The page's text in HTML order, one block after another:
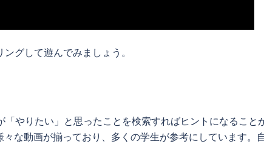
グして遊んでみましょう。
やりたい」と思ったことを検索すればヒントになること
な動画が揃っており、多くの学生が参考にしています。